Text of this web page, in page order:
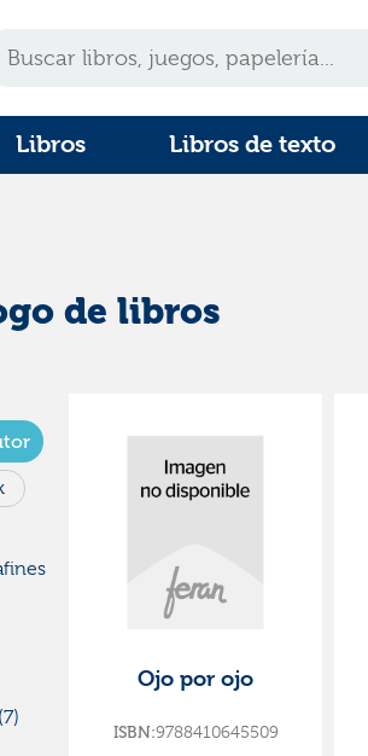
Libros Libros de texto
de libros
Ojo por ojo
ISBN:9788410645509